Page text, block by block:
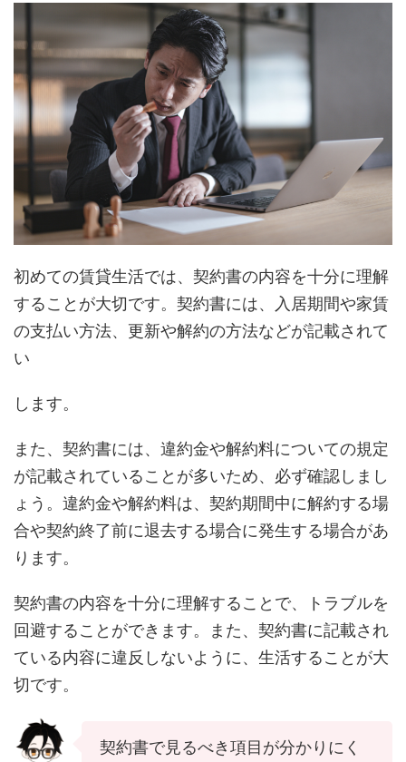
初めての賃貸生活では、契約書の内容を十分に理解
することが大切です。契約書には、入居期間や家賃
の支払い方法、更新や解約の方法などが記載されて
い
します。
また、契約書には、違約金や解約料についての規定
が記載されていることが多いため、必ず確認しまし
ょう。違約金や解約料は、契約期間中に解約する場
合や契約終了前に退去する場合に発生する場合があ
ります。
契約書の内容を十分に理解することで、トラブルを
回避することができます。また、契約書に記載され
ている内容に違反しないように、生活することが大
切です。
契約書で見るべき項目が分かりにく